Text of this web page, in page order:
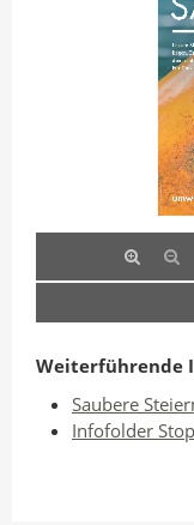
Weiterführende
Saubere
Infofolder